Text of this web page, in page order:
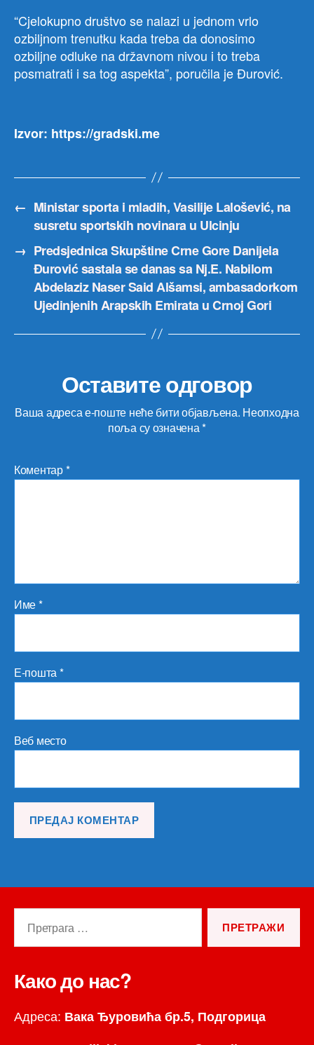
“Cjelokupno društvo se nalazi u jednom vrlo
ozbiljnom trenutku kada treba da donosimo
ozbiljne odluke na državnom nivou i to treba
posmatrati i sa tog aspekta”, poručila je Đurović.
Izvor: https://gradski.me
← Ministar sporta i mladih, Vasilije Lalošević, na
susretu sportskih novinara u Ulcinju
→ Predsjednica Skupštine Crne Gore Danijela
Đurović sastala se danas sa Nj.E. Nabilom
Abdelaziz Naser Said Alšamsi, ambasadorkom
Ujedinjenih Arapskih Emirata u Crnoj Gori
Оставите одговор
Ваша адреса е-поште неће бити објављена. Неопходна
поља су означена*
Коментар*
Име*
Е-пошта*
Веб место
Како до нас?
Адреса: Вака Ђуровића бр.5, Подгорица